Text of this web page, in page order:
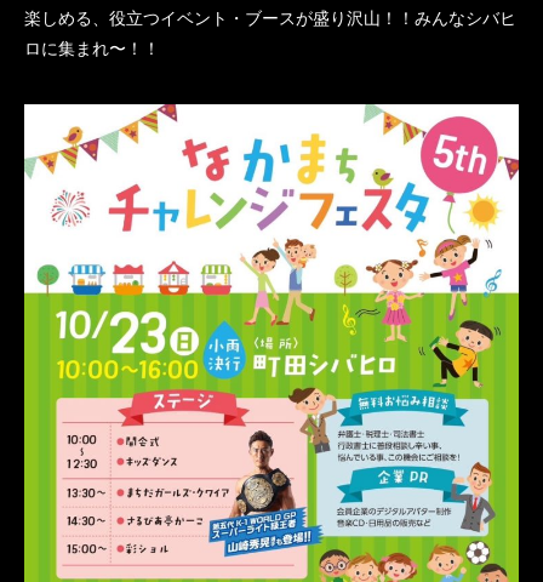
楽しめる、役立つイベント・ブースが盛り沢山！！みんなシバヒ
ロに集まれ〜！！